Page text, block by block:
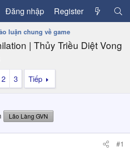
Đăng nhập Register
luận chung về game
| Thủy Triều Diệt Vong
2 3 Tiếp
Lão Làng GVN
#1